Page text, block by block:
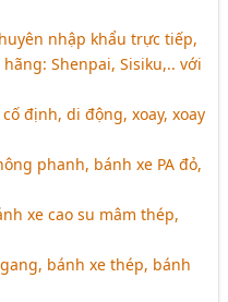
nhập khẩu trực tiếp,
Shenpai, Sisiku,.. với
định, di động, xoay, xoay
phanh, bánh xe PA đỏ,
xe cao su mâm thép,
bánh xe thép, bánh